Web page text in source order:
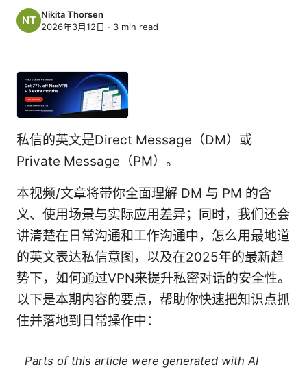
Nikita Thorsen
2026年3月12日 · 3 min read
私信的英文是Direct Message（DM）或
Private Message（PM）。
本视频/文章将带你全面理解 DM 与 PM 的含
义、使用场景与实际应用差异；同时，我们还会
讲清楚在日常沟通和工作沟通中，怎么用最地道
的英文表达私信意图，以及在2025年的最新趋
势下，如何通过VPN来提升私密对话的安全性。
以下是本期内容的要点，帮助你快速把知识点抓
住并落地到日常操作中：
Parts of this article were generated with AI